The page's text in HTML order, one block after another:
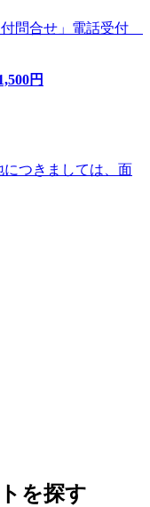
付問合せ」電話受付
円
つきましては、面
を探す